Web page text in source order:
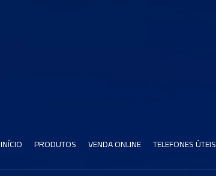
INÍCIO PRODUTOS VENDA ONLINE TELEFONES ÚTEIS